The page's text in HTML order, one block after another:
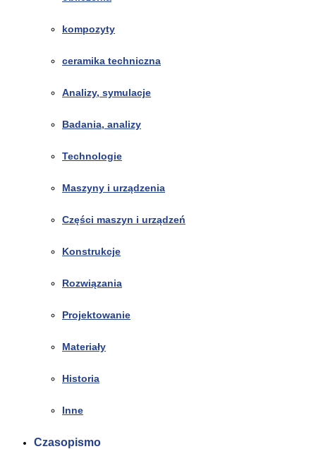
kompozyty
ceramika techniczna
Analizy, symulacje
Badania, analizy
Technologie
Maszyny i urządzenia
Części maszyn i urządzeń
Konstrukcje
Rozwiązania
Projektowanie
Materiały
Historia
Inne
Czasopismo